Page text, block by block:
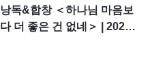
낭독&합창 ＜하나님 마음보
다 더 좋은 건 없네＞ | 2026